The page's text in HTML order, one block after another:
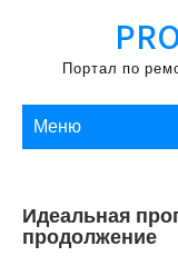
содержимому
Портал по
Меню
Идеальная
продолжение